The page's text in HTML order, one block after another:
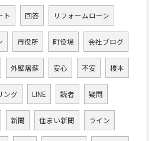
ト 回答 リフォームローン
市役所 町役場 会社ブログ
外壁屠蘇 安心 不安 榎本
ング LINE 読者 疑問
新聞 住まい新聞 ライン